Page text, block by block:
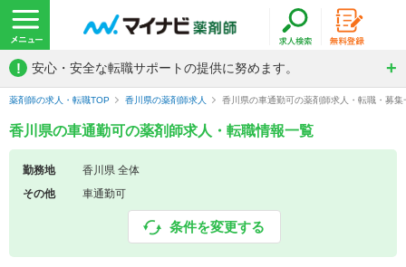
! 安心・安全な転職サポートの提供に努めます。
薬剤師の求人・転職TOP 香川県の薬剤師求人 香川県の車通勤可の薬剤師求人・転職・募集
香川県の車通勤可の薬剤師求人・転職情報一覧
勤務地
香川県 全体
その他
車通勤可
条件を変更する